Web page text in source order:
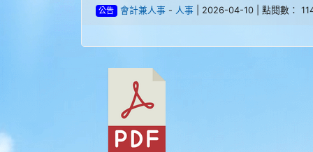
公告 會計兼人事- 人事| 2026-04-10 | 點閱數：